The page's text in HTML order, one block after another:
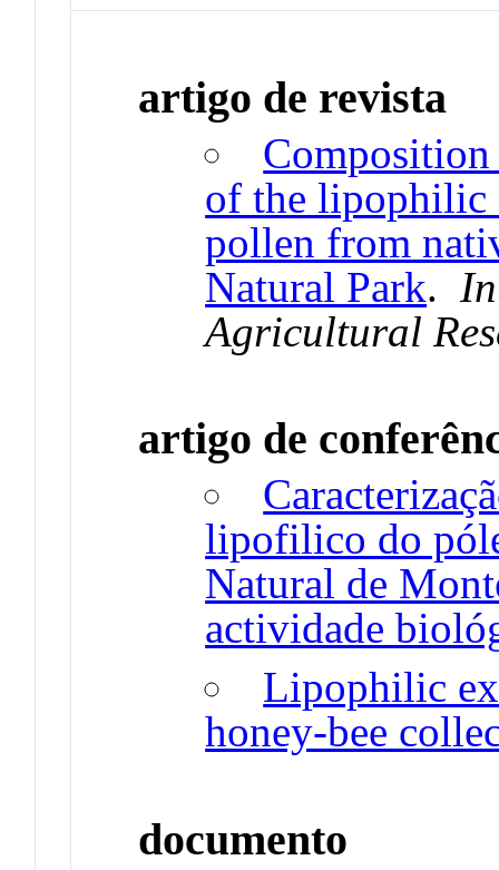
artigo de revista
of the lipophilic
pollen from
Natural Park.
Agricultural
artigo de
lipofilico do
Natural de
actividade
Lipophilic
honey-bee
documento